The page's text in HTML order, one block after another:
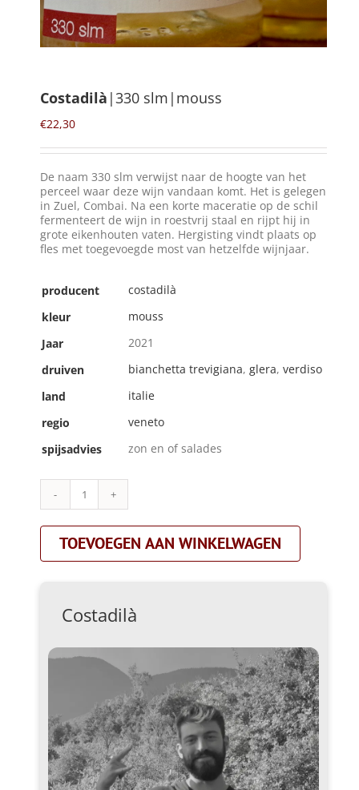
Mijn Account
naar:
NL
Costadilà |330 slm|mouss
€22,30
De naam 330 slm verwijst naar de hoogte van het
perceel waar deze wijn vandaan komt. Het is gelegen
in Zuel, Combai. Na een korte maceratie op de schil
fermenteert de wijn in roestvrij staal en rijpt hij in
grote eikenhouten vaten. Hergisting vindt plaats op
fles met toegevoegde most van hetzelfde wijnjaar.
producent
costadilà
kleur
mouss
Jaar
2021
druiven
bianchetta trevigiana, glera, verdiso
land
italie
regio
veneto
spijsadvies
zon en of salades
Costadilà|330
slm|mouss
aantal
TOEVOEGEN AAN WINKELWAGEN
Costadilà